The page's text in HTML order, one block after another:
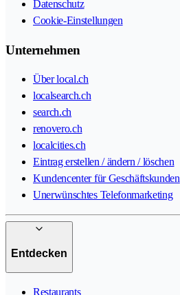
Datenschutz
Cookie-Einstellungen
Unternehmen
Über local.ch
localsearch.ch
search.ch
renovero.ch
localcities.ch
Eintrag erstellen / ändern / löschen
Kundencenter für Geschäftskunden
Unerwünschtes Telefonmarketing
Entdecken
Restaurants